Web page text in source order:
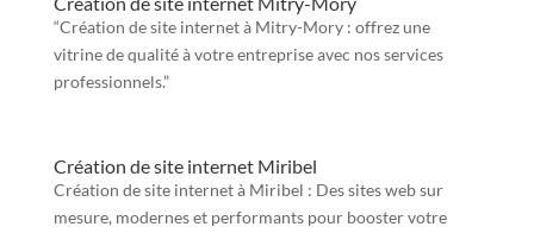
“Création de site internet à Mitry-Mory : offrez une
vitrine de qualité à votre entreprise avec nos services
professionnels.”
Création de site internet Miribel
Création de site internet à Miribel : Des sites web sur
mesure, modernes et performants pour booster votre